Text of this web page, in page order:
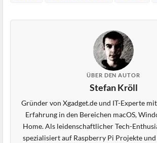
ÜBER DEN AUTOR
Stefan Kröll
Gründer von Xgadget.de und IT-Experte
Erfahrung in den Bereichen macOS,
Home. Als leidenschaftlicher Tech-
spezialisiert auf Raspberry Pi Projekte